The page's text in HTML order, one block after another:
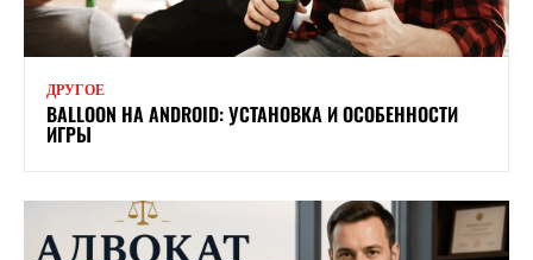
ДРУГОЕ
BALLOON НА ANDROID: УСТАНОВКА И ОСОБЕННОСТИ
ИГРЫ